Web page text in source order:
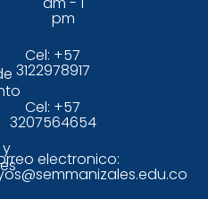
pm
Cel: +57
3122978917
Cel: +57
3207564654
electronico: